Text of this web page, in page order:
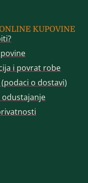
KUPOVINE
i povrat robe
o dostavi)
odustajanje